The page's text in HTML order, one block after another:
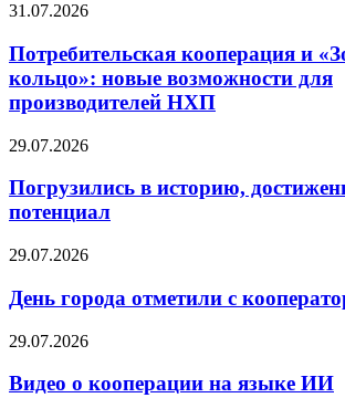
31.07.2026
Потребительская кооперация и
кольцо»: новые возможности для
производителей НХП
29.07.2026
Погрузились в историю,
потенциал
29.07.2026
День города отметили с
29.07.2026
Видео о кооперации на языке ИИ